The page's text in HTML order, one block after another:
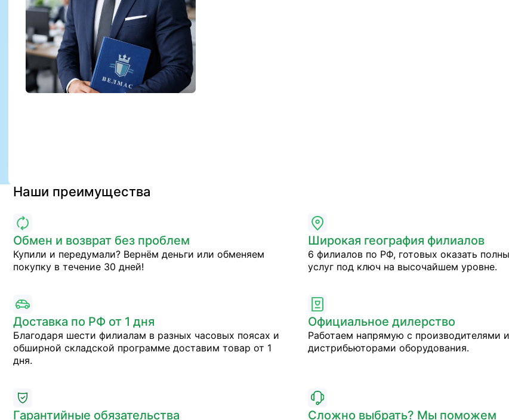
Наши преимущества
Обмен и возврат без проблем
Купили и передумали? Вернём деньги или обменяем
покупку в течение 30 дней!
Широкая география филиалов
6 филиалов по РФ, готовых оказать
услуг под ключ на высочайшем уровне.
Доставка по РФ от 1 дня
Благодаря шести филиалам в разных часовых поясах и
обширной складской программе доставим товар от 1
дня.
Официальное дилерство
Работаем напрямую с производителями
дистрибьюторами оборудования.
Гарантийные обязательства Сложно выбрать? Мы поможем